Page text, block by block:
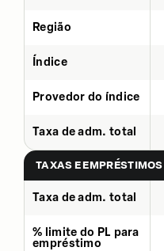
Região
Índice
Provedor do índice
Taxa de adm. total
TAXAS E
Taxa de adm. total
% limite do PL para
empréstimo